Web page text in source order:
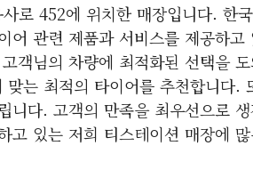
로 452에 위치한 매장입니다. 한
어 관련 제품과 서비스를 제공하고
객님의 차량에 최적화된 선택을
는 최적의 타이어를 추천합니다.
니다. 고객의 만족을 최우선으로
고 있는 저희 티스테이션 매장에